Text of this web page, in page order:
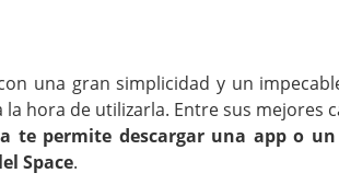
una gran simplicidad y un
hora de utilizarla. Entre sus mejores
te permite descargar una app o
Space.